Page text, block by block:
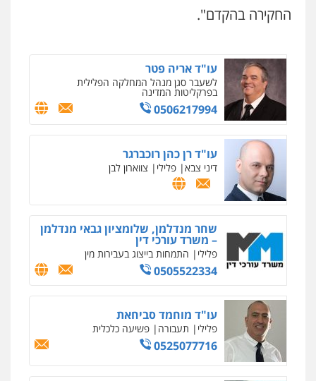
החקירה בהקדם".
הון
עו"ד אריה פטר
לשעבר סגן מנהל המחלקה הפלילית
בפרקליטות המדינה
0506217994
עו"ד רן כהן רוכברגר
דיני צבא פלילי צווארון לבן
שחר מנדלמן, שלומציון גבאי מנדלמן
– משרד עורכי דין
פלילי התמחות בייצוג בעבירות מין
0505522334
עו"ד מוחמד סביחאת
פלילי תעבורה פשיעה כלכלית
0525077716